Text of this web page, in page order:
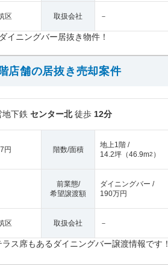
区 取扱会社 －
イニングバー居抜き物件！
店舗の居抜き売却案件
地下鉄 センター北徒歩 12分
円 階数/面積
地上1階 /
14.2坪 （46.9m2 ）
前業態/
希望譲渡額
ダイニングバー /
190万円
区 取扱会社 －
ス席もあるダイニングバー譲渡情報です！